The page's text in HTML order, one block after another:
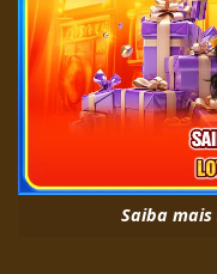
Saiba